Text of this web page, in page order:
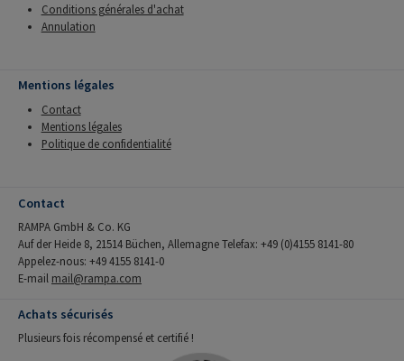
Conditions générales d'achat
Annulation
Mentions légales
Contact
Mentions légales
Politique de confidentialité
Contact
RAMPA GmbH & Co. KG
Auf der Heide 8, 21514 Büchen, Allemagne Telefax: +49 (0)4155 8141-80
Appelez-nous: +49 4155 8141-0
E-mail mail@rampa.com
Achats sécurisés
Plusieurs fois récompensé et certifié !